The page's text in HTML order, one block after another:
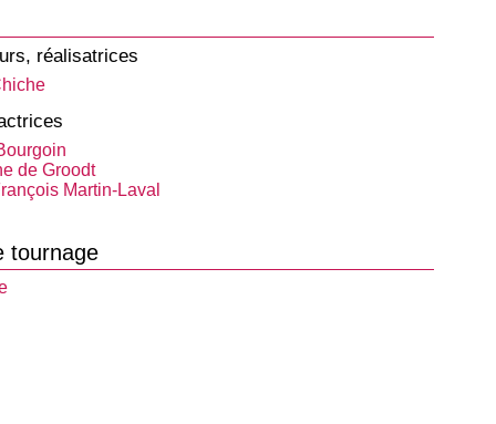
réalisatrices
de Groodt
Martin-Laval
tournage